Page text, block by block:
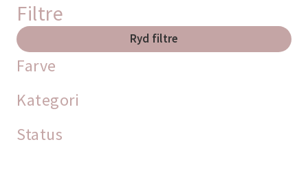
Filtre
Ryd filtre
Farve
Kategori
Status